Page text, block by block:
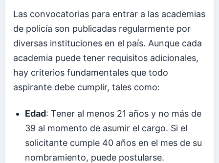
Las convocatorias para entrar a las academias
de policía son publicadas regularmente por
diversas instituciones en el país. Aunque cada
academia puede tener requisitos adicionales,
hay criterios fundamentales que todo
aspirante debe cumplir, tales como:
Edad: Tener al menos 21 años y no más de
39 al momento de asumir el cargo. Si el
solicitante cumple 40 años en el mes de su
nombramiento, puede postularse.